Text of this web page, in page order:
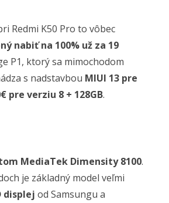
Redmi K50 Pro to vôbec
nabiť na 100% už za 19
P1, ktorý sa mimochodom
s nadstavbou MIUI 13 pre
pre verziu 8 + 128GB.
MediaTek Dimensity 8100.
je základný model veľmi
displej od Samsungu a